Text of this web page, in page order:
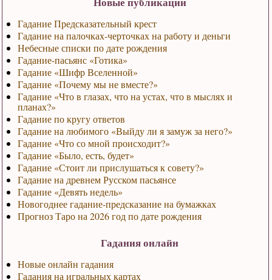
Гадание Предсказательный крест
Гадание на палочках-черточках на работу и деньги
Небесные списки по дате рождения
Гадание-пасьянс «Готика»
Гадание «Шифр Вселенной»
Гадание «Почему мы не вместе?»
Гадание «Что в глазах, что на устах, что в мыслях и
планах?»
Гадание по кругу ответов
Гадание на любимого «Выйду ли я замуж за него?»
Гадание «Что со мной происходит?»
Гадание «Было, есть, будет»
Гадание «Стоит ли прислушаться к совету?»
Гадание на древнем Русском пасьянсе
Гадание «Девять недель»
Новогоднее гадание-предсказание на бумажках
Прогноз Таро на 2026 год по дате рождения
Гадания онлайн
Новые онлайн гадания
Гадания на игральных картах